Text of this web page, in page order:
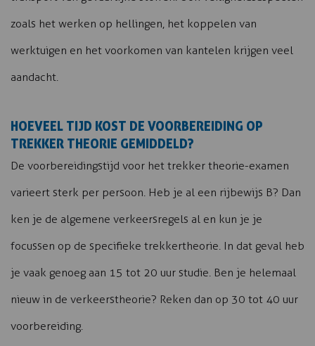
zoals het werken op hellingen, het koppelen van
werktuigen en het voorkomen van kantelen krijgen veel
aandacht.
HOEVEEL TIJD KOST DE VOORBEREIDING OP
TREKKER THEORIE GEMIDDELD?
De voorbereidingstijd voor het trekker theorie-examen
varieert sterk per persoon. Heb je al een rijbewijs B? Dan
ken je de algemene verkeersregels al en kun je je
focussen op de specifieke trekkertheorie. In dat geval heb
je vaak genoeg aan 15 tot 20 uur studie. Ben je helemaal
nieuw in de verkeerstheorie? Reken dan op 30 tot 40 uur
voorbereiding.